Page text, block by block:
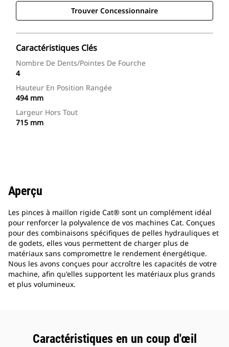
Trouver Concessionnaire
Caractéristiques Clés
Nombre De Dents/pointes De Fourche
4
Hauteur En Position Rangée
494 mm
Largeur Hors Tout
715 mm
Aperçu
Les pinces à maillon rigide Cat® sont un complément idéal
pour renforcer la polyvalence de vos machines Cat. Conçues
pour des combinaisons spécifiques de pelles hydrauliques et
de godets, elles vous permettent de charger plus de
matériaux sans compromettre le rendement énergétique.
Nous les avons conçues pour accroître les capacités de votre
machine, afin qu'elles supportent les matériaux plus grands
et plus volumineux.
Caractéristiques en un coup d'œil